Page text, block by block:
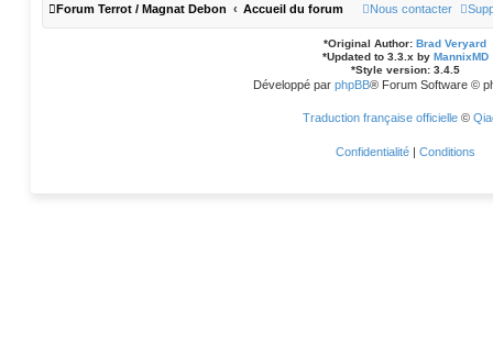
Forum Terrot / Magnat Debon Accueil du forum Nous contacter
*Original Author: Brad Veryard
*Updated to 3.3.x by MannixMD
*Style version: 3.4.5
Développé par phpBB® Forum Software ©
Traduction française officielle©
Confidentialité | Conditions